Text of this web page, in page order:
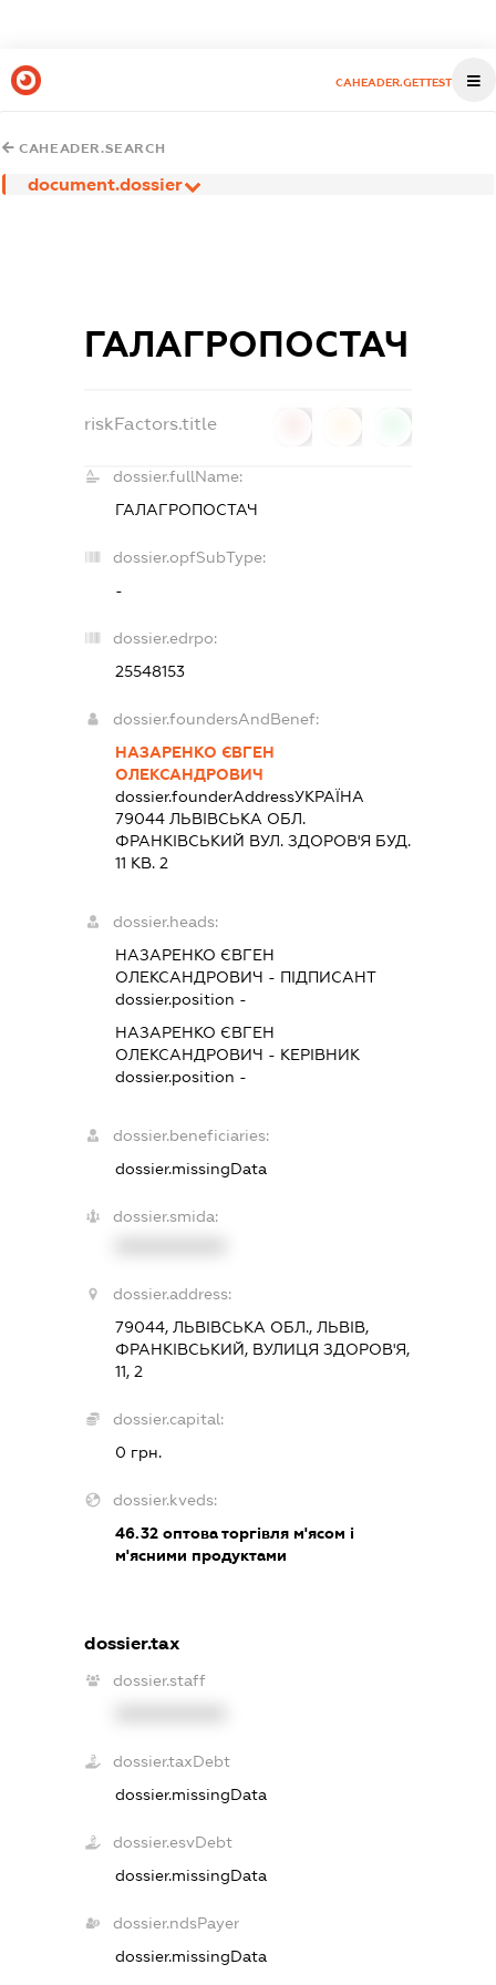
CAHEADER.GETTEST
CAHEADER.SEARCH
document.dossier
ГАЛАГРОПОСТАЧ
riskFactors.title
dossier.fullName:
ГАЛАГРОПОСТАЧ
dossier.opfSubType:
-
dossier.edrpo:
25548153
dossier.foundersAndBenef:
НАЗАРЕНКО ЄВГЕН
ОЛЕКСАНДРОВИЧ
dossier.founderAddressУКРАЇНА
79044 ЛЬВIВСЬКА ОБЛ.
ФРАНКІВСЬКИЙ ВУЛ. ЗДОРОВ'Я БУД.
11 КВ. 2
dossier.heads:
НАЗАРЕНКО ЄВГЕН
ОЛЕКСАНДРОВИЧ - ПІДПИСАНТ
dossier.position -
НАЗАРЕНКО ЄВГЕН
ОЛЕКСАНДРОВИЧ - КЕРІВНИК
dossier.position -
dossier.beneficiaries:
dossier.missingData
dossier.smida:
dossier.address:
79044, ЛЬВІВСЬКА ОБЛ., ЛЬВІВ,
ФРАНКІВСЬКИЙ, ВУЛИЦЯ ЗДОРОВ'Я,
11, 2
dossier.capital:
0 грн.
dossier.kveds:
46.32оптова торгівля м'ясом і
м'ясними продуктами
dossier.tax
dossier.staff
dossier.taxDebt
dossier.missingData
dossier.esvDebt
dossier.missingData
dossier.ndsPayer
dossier.missingData